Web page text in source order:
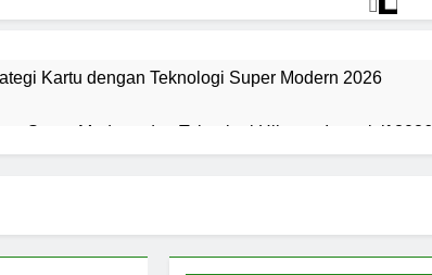
Kartu dengan Teknologi Super Modern 2026
Super Modern, dan Teknologi Hiburan Interaktif 2026
Teknologi Hiburan Digital Super Modern Di 2026